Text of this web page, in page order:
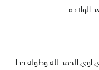
الحمد لله وطوله جدا